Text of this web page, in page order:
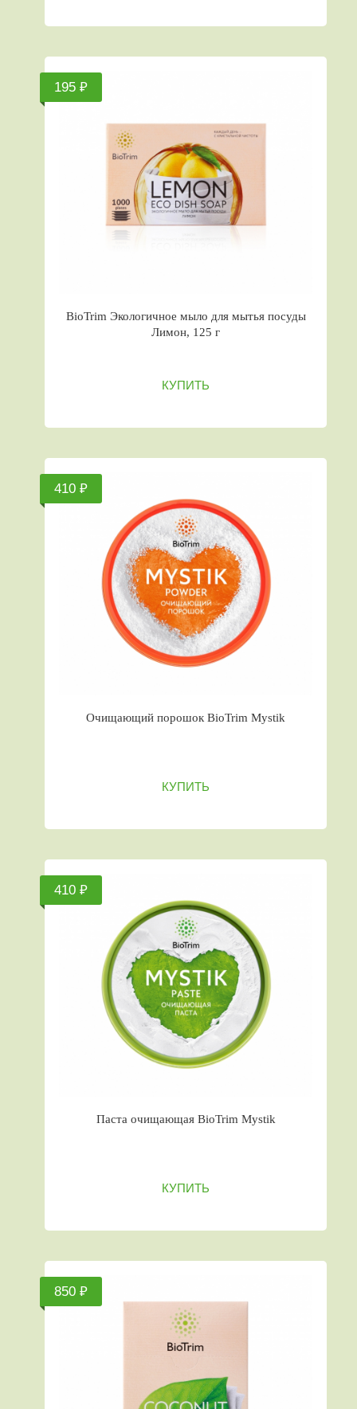
195 ₽
BioTrim Экологичное мыло для мытья посуды
Лимон, 125 г
КУПИТЬ
410 ₽
Очищающий порошок BioTrim Mystik
КУПИТЬ
410 ₽
Паста очищающая BioTrim Mystik
КУПИТЬ
850 ₽